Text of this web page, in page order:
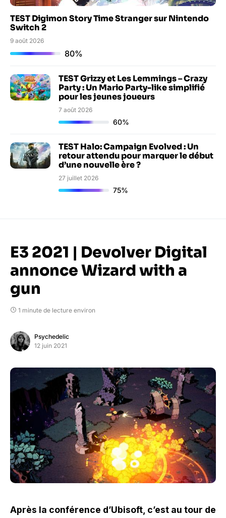
TEST Digimon Story Time Stranger sur Nintendo
Switch 2
9 août 2026
80%
TEST Grizzy et Les Lemmings – Crazy
Party : Un Mario Party-like simplifié
pour les jeunes joueurs
7 août 2026
60%
TEST Halo: Campaign Evolved : Un
retour attendu pour marquer le début
d’une nouvelle ère ?
27 juillet 2026
75%
E3 2021 | Devolver Digital
annonce Wizard with a
gun
1 minute de lecture environ
Psychedelic
12 juin 2021
Après la conférence d’Ubisoft, c’est au tour de